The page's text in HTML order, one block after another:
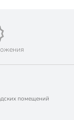
помещений